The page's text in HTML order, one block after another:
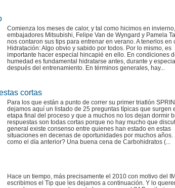
Comienza los meses de calor, y tal como hicimos en
embajadores Mitsubishi, Felipe Van de Wyngard y Pamela
nos contaron sus tips para entrenar en verano. A tenerlos en
Hidratación: Algo obvio y sabido por todos. Por lo mismo, es
importante hacer especial hincapié en ello. En condiciones
humedad es fundamental hidratarse antes, durante y
después del entrenamiento. En términos generales, hay...
cortas
Para los que están a punto de correr su primer triatlón
dejamos aquí un listado de 25 preguntas típicas que surgen
etapa final del proceso y que a muchos no los dejan dormir
respuestas son todas cortas porque no hay mucho que
general existe consenso entre quienes han estado en estas
situaciones en decenas de oportunidades por muchos años.
como el día anterior? Una buena cena de Carbohidratos (...
Hace un tiempo, más precisamente el 2010 con motivo del
escribimos el Tip que les dejamos a continuación. Y lo